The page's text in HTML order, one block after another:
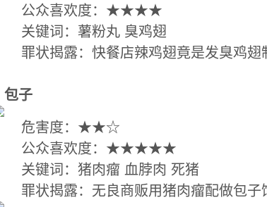
公众喜欢度：★★★★
关键词：薯粉丸 臭鸡翅
罪状揭露：快餐店辣鸡翅竟是发臭鸡翅
包子
危害度：★★☆
公众喜欢度：★★★★★
关键词：猪肉瘤 血脖肉 死猪
罪状揭露：无良商贩用猪肉瘤配做包子